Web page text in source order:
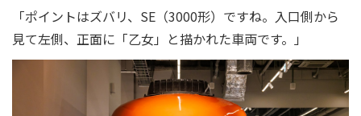
「ポイントはズバリ、SE（3000形）ですね。入口側から
見て左側、正面に「乙女」と描かれた車両です。」